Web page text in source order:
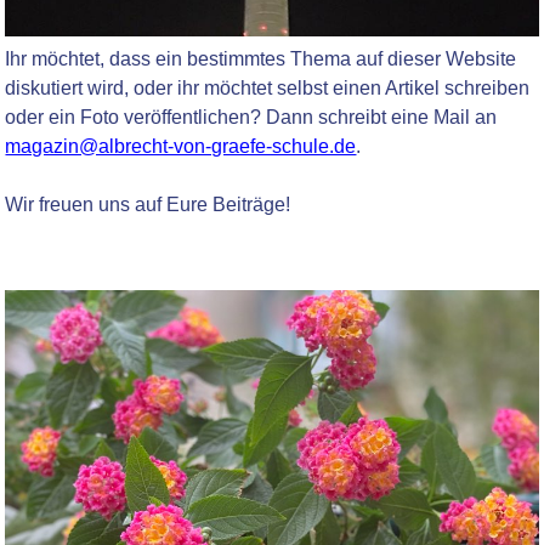
Ihr möchtet, dass ein bestimmtes Thema auf dieser Website
diskutiert wird, oder ihr möchtet selbst einen Artikel schreiben
oder ein Foto veröffentlichen? Dann schreibt eine Mail an
magazin@albrecht-von-graefe-schule.de.
Wir freuen uns auf Eure Beiträge!